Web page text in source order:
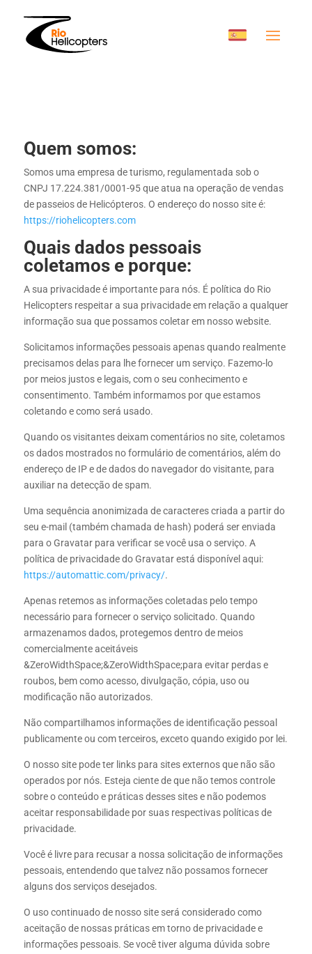
Quem somos:
Somos uma empresa de turismo, regulamentada sob o
CNPJ 17.224.381/0001-95 que atua na operação de vendas
de passeios de Helicópteros. O endereço do nosso site é:
https://riohelicopters.com
Quais dados pessoais
coletamos e porque:
A sua privacidade é importante para nós. É política do Rio
Helicopters respeitar a sua privacidade em relação a qualquer
informação sua que possamos coletar em nosso website.
Solicitamos informações pessoais apenas quando realmente
precisamos delas para lhe fornecer um serviço. Fazemo-lo
por meios justos e legais, com o seu conhecimento e
consentimento. Também informamos por que estamos
coletando e como será usado.
Quando os visitantes deixam comentários no site, coletamos
os dados mostrados no formulário de comentários, além do
endereço de IP e de dados do navegador do visitante, para
auxiliar na detecção de spam.
Uma sequência anonimizada de caracteres criada a partir do
seu e-mail (também chamada de hash) poderá ser enviada
para o Gravatar para verificar se você usa o serviço. A
política de privacidade do Gravatar está disponível aqui:
https://automattic.com/privacy/.
Apenas retemos as informações coletadas pelo tempo
necessário para fornecer o serviço solicitado. Quando
armazenamos dados, protegemos dentro de meios
comercialmente aceitáveis
&ZeroWidthSpace;&ZeroWidthSpace;para evitar perdas e
roubos, bem como acesso, divulgação, cópia, uso ou
modificação não autorizados.
Não compartilhamos informações de identificação pessoal
publicamente ou com terceiros, exceto quando exigido por lei.
O nosso site pode ter links para sites externos que não são
operados por nós. Esteja ciente de que não temos controle
sobre o conteúdo e práticas desses sites e não podemos
aceitar responsabilidade por suas respectivas políticas de
privacidade.
Você é livre para recusar a nossa solicitação de informações
pessoais, entendendo que talvez não possamos fornecer
alguns dos serviços desejados.
O uso continuado de nosso site será considerado como
aceitação de nossas práticas em torno de privacidade e
informações pessoais. Se você tiver alguma dúvida sobre